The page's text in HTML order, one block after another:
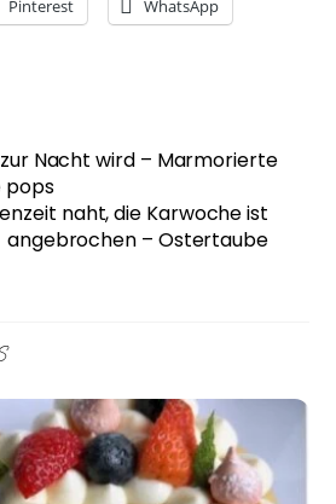
Pinterest WhatsApp
Nacht wird – Marmorierte
pops
naht, die Karwoche ist
angebrochen – Ostertaube